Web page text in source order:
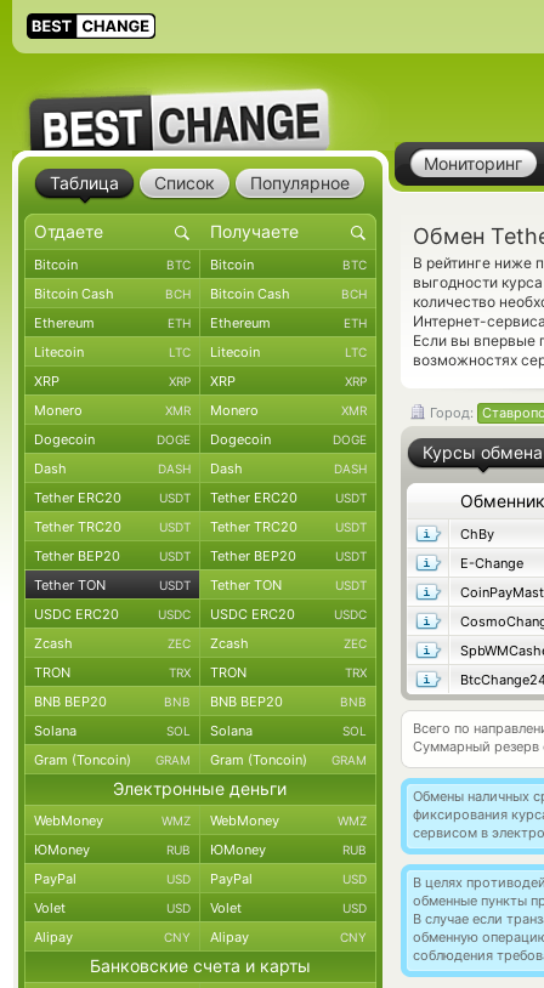
Мониторинг
Обмен
В рейтинге ниже
выгодности
количество
Интернет-
Если вы впервые
возможностях
Город:
Курсы обмена
Обменник
ChBy
E-Change
Всего по
Суммарный резерв
Обмены наличных
фиксирования
сервисом в
В целях
обменные пункты
В случае если
обменную
соблюдения
Таблица Список Популярное
Bitcoin BTC Bitcoin BTC
Bitcoin Cash BCH Bitcoin Cash BCH
Ethereum ETH Ethereum ETH
Litecoin LTC Litecoin LTC
XRP XRP XRP XRP
Monero XMR Monero XMR
Dogecoin DOGE Dogecoin DOGE
Dash DASH Dash DASH
Tether ERC20 USDT Tether ERC20 USDT
Tether TRC20 USDT Tether TRC20 USDT
Tether BEP20 USDT Tether BEP20 USDT
Tether TON USDT Tether TON USDT
USDC ERC20 USDC USDC ERC20 USDC
Zcash ZEC Zcash ZEC
TRON TRX TRON TRX
BNB BEP20 BNB BNB BEP20 BNB
Solana SOL Solana SOL
Gram (Toncoin) GRAM Gram (Toncoin) GRAM
Электронные деньги
WebMoney WMZ WebMoney WMZ
ЮMoney RUB ЮMoney RUB
PayPal USD PayPal USD
Volet USD Volet USD
Alipay CNY Alipay CNY
Банковские счета и карты